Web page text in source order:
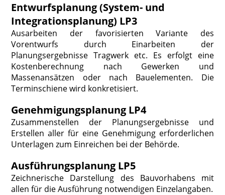
Entwurfsplanung (System- und
Integrationsplanung) LP3
Ausarbeiten der favorisierten Variante des
Vorentwurfs durch Einarbeiten der
Planungsergebnisse Tragwerk etc. Es erfolgt eine
Kostenberechnung nach Gewerken und
Massenansätzen oder nach Bauelementen. Die
Terminschiene wird konkretisiert.
Genehmigungsplanung LP4
Zusammenstellen der Planungsergebnisse und
Erstellen aller für eine Genehmigung erforderlichen
Unterlagen zum Einreichen bei der Behörde.
Ausführungsplanung LP5
Zeichnerische Darstellung des Bauvorhabens mit
allen für die Ausführung notwendigen Einzelangaben.